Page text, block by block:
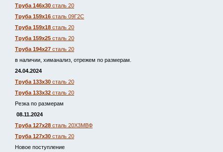
Труба 146х30 сталь 20
Труба 159х16 сталь 09Г2С
Труба 159х18 сталь 20
Труба 159х25 сталь 20
Труба 194х27 сталь 20
в наличии, химанализ, отрежем по размерам.
24.04.2024
Труба 133х30 сталь 20
Труба 133х32 сталь 20
Резка по размерам
08.11.2024
Труба 127х28 сталь 20Х3МВФ
Труба 127х30 сталь 20
Новое поступление